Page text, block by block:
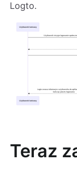
Logto.
Teraz